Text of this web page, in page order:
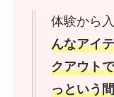
体験から
んなアイ
クアウト
っという